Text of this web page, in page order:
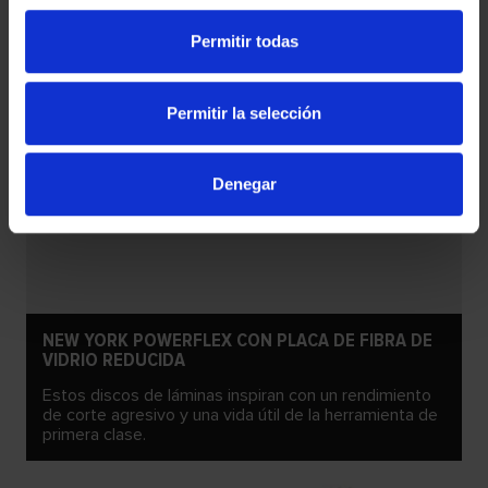
Permitir todas
Permitir la selección
Denegar
NEW YORK POWERFLEX CON PLACA DE FIBRA DE
VIDRIO REDUCIDA
Estos discos de láminas inspiran con un rendimiento
de corte agresivo y una vida útil de la herramienta de
primera clase.